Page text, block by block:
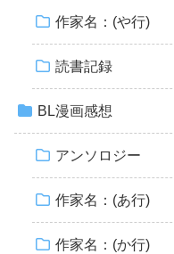
作家名：(や行)
読書記録
BL漫画感想
アンソロジー
作家名：(あ行)
作家名：(か行)